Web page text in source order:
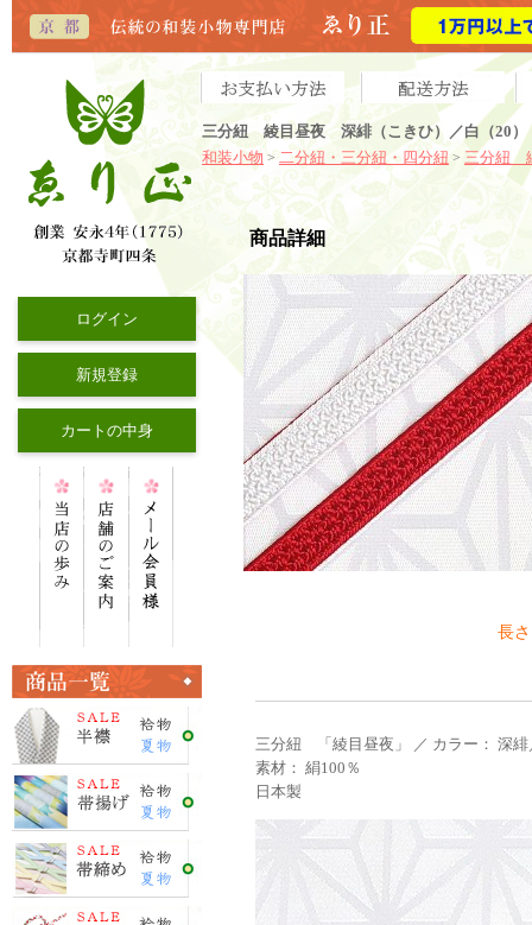
三分紐 綾目昼夜 深緋（こきひ）／白（20）
和装小物 > 二分紐・三分紐・四分紐 > 三分紐
ログイン
新規登録
カートの中身
商品詳細
長
三分紐 「綾目昼夜」 ／ カラー： 深緋
素材： 絹100％
日本製